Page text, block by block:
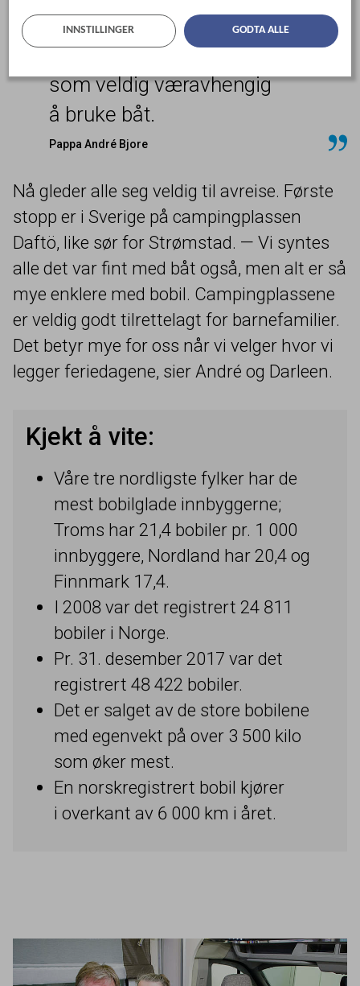
Det opplevdes dessuten
som veldig væravhengig
å bruke båt.
Pappa André Bjore
Nå gleder alle seg veldig til avreise. Første
stopp er i Sverige på campingplassen
Daftö, like sør for Strømstad. — Vi syntes
alle det var fint med båt også, men alt er så
mye enklere med bobil. Campingplassene
er veldig godt tilrettelagt for barnefamilier.
Det betyr mye for oss når vi velger hvor vi
legger feriedagene, sier André og Darleen.
Kjekt å vite:
Våre tre nordligste fylker har de
mest bobilglade innbyggerne;
Troms har21,4 bobiler pr. 1 000
innbyggere, Nordland har20,4og
Finnmark 17,4.
I 2008var det registrert 24 811
bobiler i Norge.
Pr. 31 . desember2017 var det
registrert 48422 bobiler.
Det er salget av de store bobilene
med egenvekt på over 3 500 kilo
som øker mest.
En norskregistrert bobil kjører
i overkant av 6 000 km i året.
INNSTILLINGER GODTA ALLE